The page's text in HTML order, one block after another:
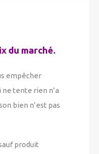
du marché.
empêcher
ne tente rien n’a
bien n’est pas
produit